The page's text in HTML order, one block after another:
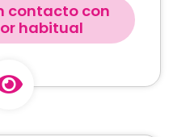
contacto con
habitual